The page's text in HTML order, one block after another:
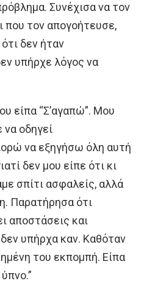
Συνέχισα να τον
που τον απογοήτευσε,
δεν ήταν
υπήρχε λόγος να
είπα “Σ’αγαπώ”. Μου
να οδηγεί
να εξηγήσω όλη αυτή
δεν μου είπε ότι κι
σπίτι ασφαλείς, αλλά
Παρατήρησα ότι
αποστάσεις και
υπήρχα καν. Καθόταν
του εκπομπή. Είπα